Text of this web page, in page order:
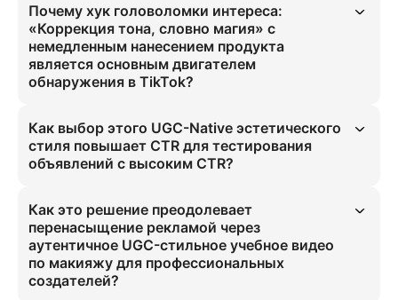
глазами, которая visibly освещает и выравнивает тон кожи
точно под условиями освещения и тона кожи в видео.
Использование данных естественного дневного света
позволяет отобразить эффект продукта, обеспечивая
аутентичность. Метод достигает точности воспроизведения
90% для тестирования объявлений с высоким CTR на TikTok,
Почему хук головоломки интереса:
«Коррекция тона, словно магия» с
немедленным нанесением продукта
является основным двигателем
обнаружения в TikTok?
продукта стимулирует обнаружение в TikTok, решая вопрос «до/
после» и достигая 90% удержания за первые 3 секунды. Этот
показатель вовлеченности критичен для алгоритма. Метод
масштабируется для тестирования объявлений с высоким CTR,
доминируя в открытиях платформы.
Как выбор этого UGC-Native эстетического
стиля повышает CTR для тестирования
объявлений с высоким CTR?
с высоким CTR, предоставляя аутентичный, надежный и
необработанный контент, который преодолевает
перенасыщение рекламой на рынке пользователей TikTok из
поколения Z и милленниалов, увлеченных красотой. Он кажется
настоящей рутиной, строя доверие и вовлеченность. Этот стиль
масштабируется до 90% эффективности производства и
Как это решение преодолевает
перенасыщение рекламой через
аутентичное UGC-стильное учебное видео
по макияжу для профессиональных
создателей?